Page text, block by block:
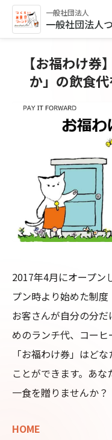
一般社団法人
一般社団法人
【お福わけ
か」の飲食
2017年4月にオープン
プン時より始めた制
お客さんが自分の分
めのランチ代、コーヒ
「お福わけ券」はど
ことができます。あ
一食を贈りませんか？
HOME